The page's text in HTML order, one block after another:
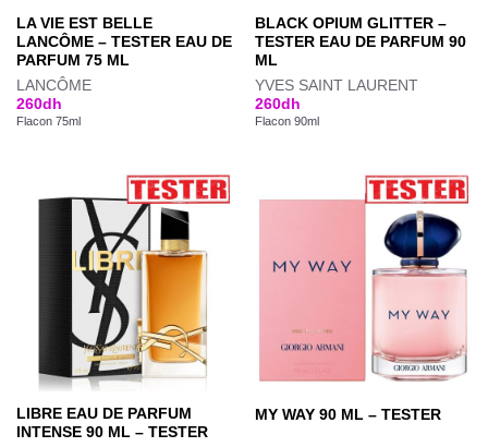
LA VIE EST BELLE
LANCÔME – TESTER EAU DE
PARFUM 75 ML
LANCÔME
260dh
Flacon 75ml
BLACK OPIUM GLITTER –
TESTER EAU DE PARFUM 90
ML
YVES SAINT LAURENT
260dh
Flacon 90ml
LIBRE EAU DE PARFUM
INTENSE 90 ML – TESTER
MY WAY 90 ML – TESTER